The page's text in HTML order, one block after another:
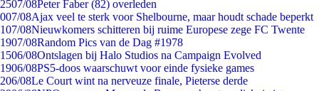
2507/08Peter Faber (82) overleden
007/08Ajax veel te sterk voor Shelbourne, maar houdt schade beperkt
107/08Nieuwkomers schitteren bij ruime Europese zege FC Twente
1907/08Random Pics van de Dag #1978
1506/08Ontslagen bij Halo Studios na Campaign Evolved
1906/08PS5-doos waarschuwt voor einde fysieke games
206/08Le Court wint na nerveuze finale, Pieterse derde